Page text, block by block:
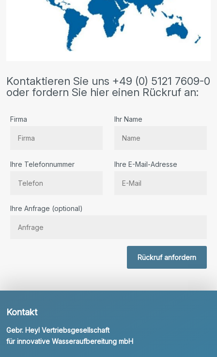
Kontaktieren Sie uns +49 (0) 5121 7609-0
oder fordern Sie hier einen Rückruf an:
Firma Ihr Name
Ihre Telefonnummer Ihre E-Mail-Adresse
Ihre Anfrage (optional)
Rückruf anfordern
Kontakt
Gebr. Heyl Vertriebsgesellschaft
für innovative Wasseraufbereitung mbH